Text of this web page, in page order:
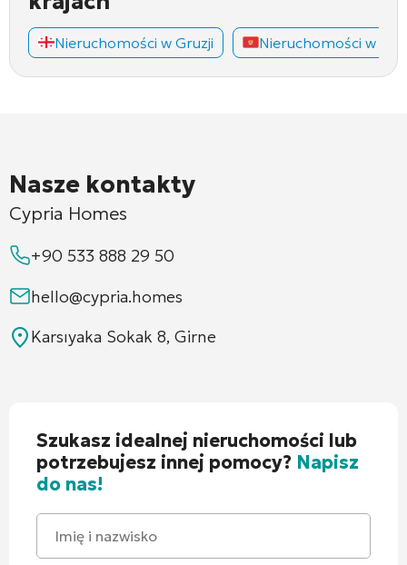
Nieruchomości w Gruzji Nieruchomości w
Nasze kontakty
Cypria Homes
+90 533 888 29 50
hello@cypria.homes
Karsıyaka Sokak 8, Girne
Szukasz idealnej nieruchomości lub
potrzebujesz innej pomocy? Napisz
do nas!